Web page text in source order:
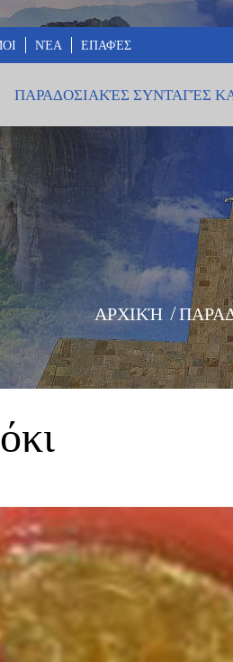
ΝΈΑ ΕΠΑΦΈΣ
ΠΑΡΑΔΟΣΙΑΚΈΣ ΣΥΝΤΑΓΈΣ
ΑΡΧΙΚΉ /